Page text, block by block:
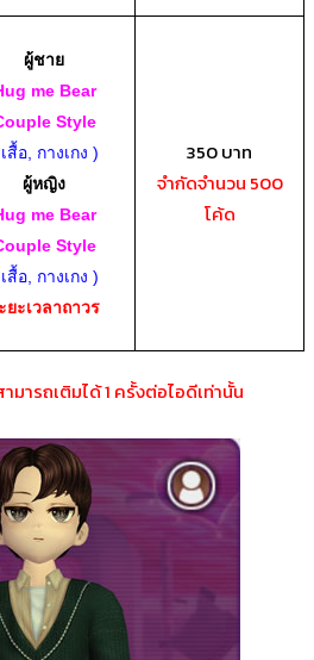
ผู้ชาย
me Bear
Style
สื้อ, กางเกง )
ผู้หญิง
me Bear
Style
สื้อ, กางเกง )
ยะเวลาถาวร
350 บาท
จำกัดจำนวน 500
โค้ด
มารถเติมได้ 1 ครั้งต่อไอดีเท่านั้น